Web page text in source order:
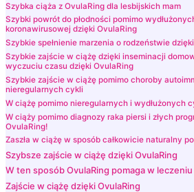
Szybka ciąża z OvulaRing dla lesbijskich mam
Szybki powrót do płodności pomimo
koronawirusowej dzięki OvulaRing
Szybkie spełnienie marzenia o rodzeństwie
Szybkie zajście w ciążę dzięki inseminacji
wyczuciu czasu dzięki OvulaRing
Szybkie zajście w ciążę pomimo choroby
nieregularnych cykli
W ciążę pomimo nieregularnych i wydłużonych
W ciąży pomimo diagnozy raka piersi i złych
OvulaRing!
Zaszła w ciążę w sposób całkowicie naturalny
Szybsze zajście w ciążę dzięki OvulaRing
W ten sposób OvulaRing pomaga w leczeniu
Zajście w ciążę dzięki OvulaRing